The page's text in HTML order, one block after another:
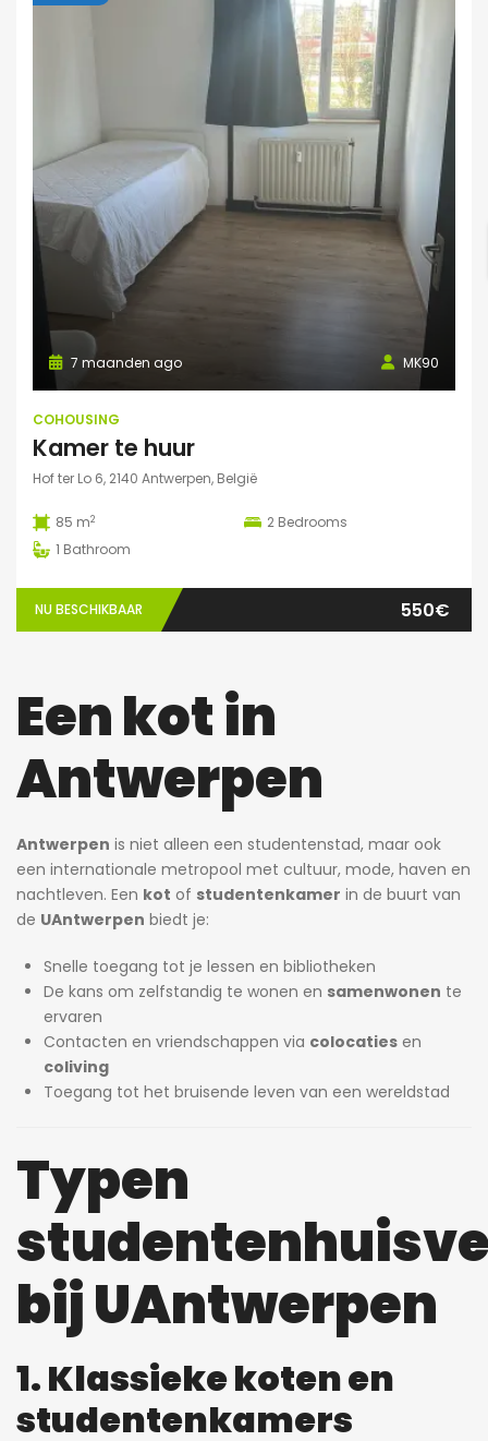
MK90
7 maanden ago
COHOUSING
Kamer te huur
Hof ter Lo 6, 2140 Antwerpen, België
85 m2 2 Bedrooms
1 Bathroom
NU BESCHIKBAAR 550€
Een kot in
Antwerpen
Antwerpen is niet alleen een studentenstad, maar ook
een internationale metropool met cultuur, mode, haven en
nachtleven. Een kot of studentenkamer in de buurt van
de UAntwerpen biedt je:
Snelle toegang tot je lessen en bibliotheken
De kans om zelfstandig te wonen en samenwonen te
ervaren
Contacten en vriendschappen via colocaties en
coliving
Toegang tot het bruisende leven van een wereldstad
Typen
bij UAntwerpen
1. Klassieke koten en
studentenkamers